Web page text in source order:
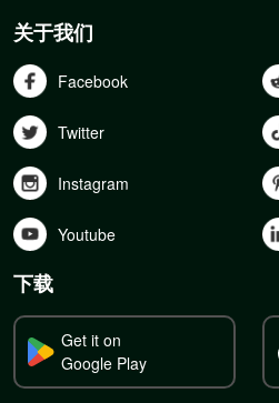
关于我们
Facebook
Twitter
Instagram
Youtube
下载
Get it on
Google Play